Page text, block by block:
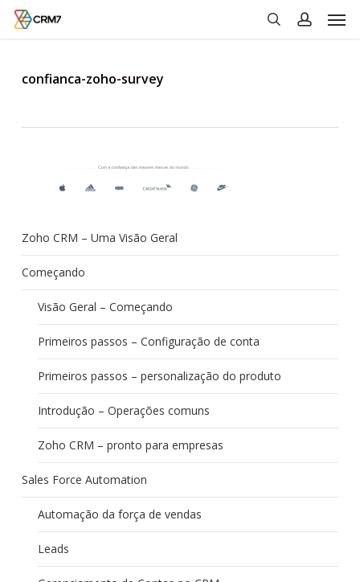
Skip
confianca-zoho-survey
Zoho CRM – Uma Visão Geral
Começando
Visão Geral – Começando
Primeiros passos – Configuração de conta
Primeiros passos – personalização do produto
Introdução – Operações comuns
Zoho CRM – pronto para empresas
Sales Force Automation
Automação da força de vendas
Leads